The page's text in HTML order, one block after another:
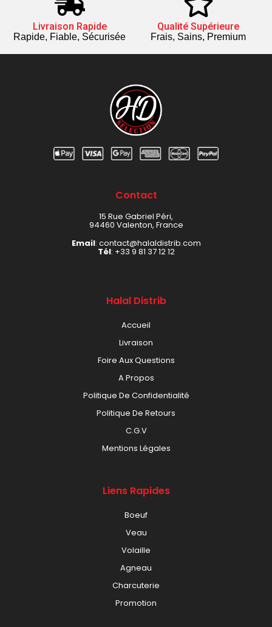
Livraison Rapide
Rapide, Fiable, Sécurisée
Qualité Supérieure
Frais, Sains, Premium
Contact
15 Rue Gabriel Péri,
94460 Valenton, France
Email: contact@halaldistrib.com
Tél: +33 9 81 37 12 12
Halal Distrib
Accueil
Livraison
Foire Aux Questions
A Propos
Politique De Confidentialité
Politique De Retours
C.G.V
Mentions Légales
Liens Rapides
Boeuf
Veau
Volaille
Agneau
Charcuterie
Promotion